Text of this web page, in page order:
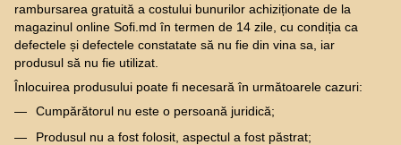
rambursarea gratuită a costului bunurilor achiziționate de la
magazinul online Sofi.md în termen de 14 zile, cu condiția ca
defectele și defectele constatate să nu fie din vina sa, iar
produsul să nu fie utilizat.
Înlocuirea produsului poate fi necesară în următoarele cazuri:
Cumpărătorul nu este o persoană juridică;
Produsul nu a fost folosit, aspectul a fost păstrat;